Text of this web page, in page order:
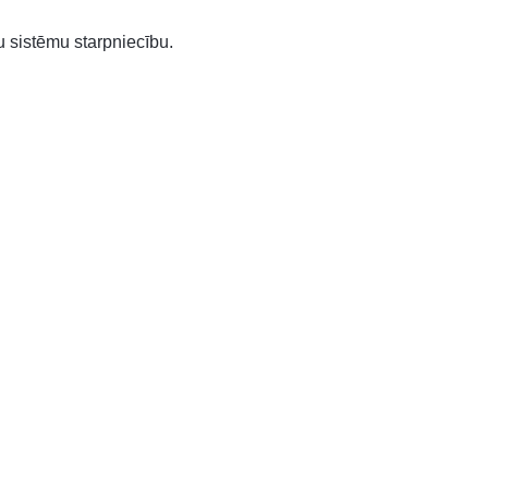
sistēmu starpniecību.